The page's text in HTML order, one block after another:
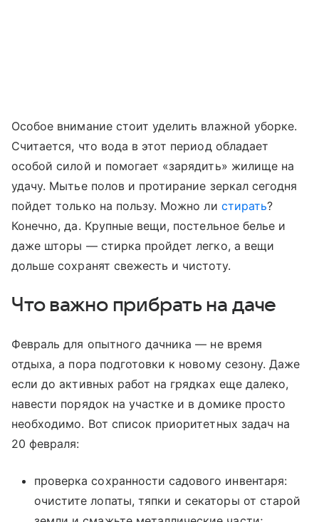
Особое внимание стоит уделить влажной уборке.
Считается, что вода в этот период обладает
особой силой и помогает «зарядить» жилище на
удачу. Мытье полов и протирание зеркал сегодня
пойдет только на пользу. Можно ли стирать?
Конечно, да. Крупные вещи, постельное белье и
даже шторы — стирка пройдет легко, а вещи
дольше сохранят свежесть и чистоту.
Что важно прибрать на даче
Февраль для опытного дачника — не время
отдыха, а пора подготовки к новому сезону. Даже
если до активных работ на грядках еще далеко,
навести порядок на участке и в домике просто
необходимо. Вот список приоритетных задач на
20 февраля:
проверка сохранности садового инвентаря:
очистите лопаты, тяпки и секаторы от старой